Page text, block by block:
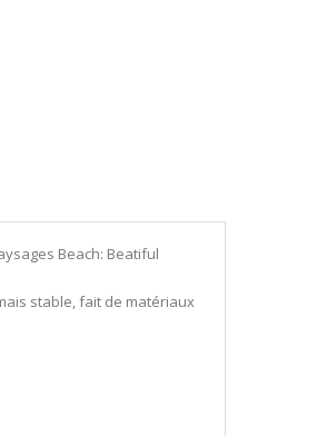
Beach: Beatiful
stable, fait de matériaux